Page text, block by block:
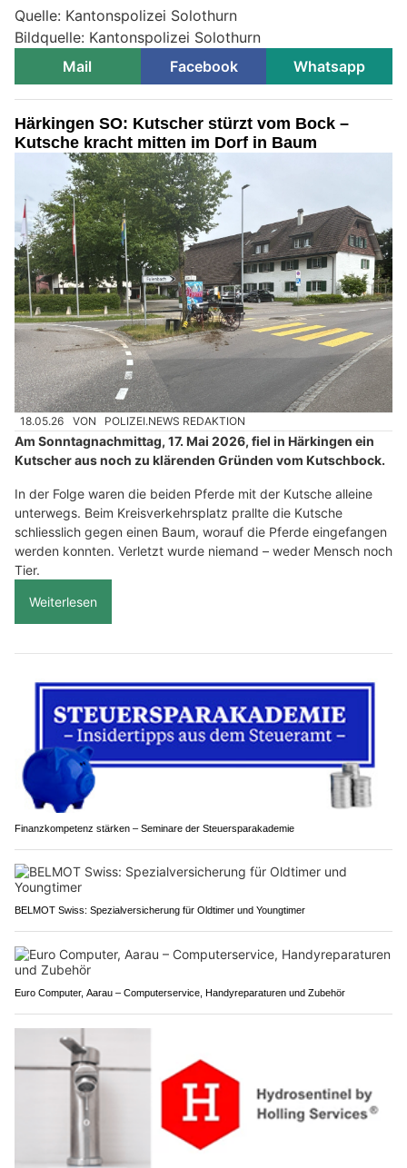
Quelle: Kantonspolizei Solothurn
Bildquelle: Kantonspolizei Solothurn
Mail
Facebook Whatsapp
Härkingen SO: Kutscher stürzt vom Bock –
Kutsche kracht mitten im Dorf in Baum
18.05.26 VON POLIZEI.NEWS REDAKTION
Am Sonntagnachmittag, 17. Mai 2026, fiel in Härkingen ein
Kutscher aus noch zu klärenden Gründen vom Kutschbock.
In der Folge waren die beiden Pferde mit der Kutsche alleine
unterwegs. Beim Kreisverkehrsplatz prallte die Kutsche
schliesslich gegen einen Baum, worauf die Pferde eingefangen
werden konnten. Verletzt wurde niemand – weder Mensch noch
Tier.
Weiterlesen
Finanzkompetenz stärken – Seminare der Steuersparakademie
BELMOT Swiss: Spezialversicherung für Oldtimer und Youngtimer
Euro Computer, Aarau – Computerservice, Handyreparaturen und Zubehör